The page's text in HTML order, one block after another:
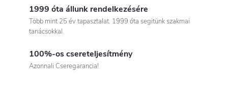
1999 óta állunk rendelkezésére
Több mint 25 év tapasztalat. 1999 óta segitünk szakmai
tanácsokkal
100%-os csereteljesítmény
Azonnali Cseregarancia!